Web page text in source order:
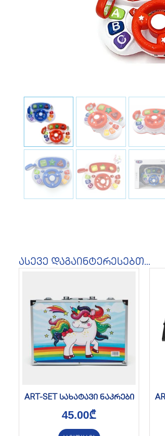
ასევე დაგაინტერესებთ...
ART-SET სახატავი ნაკრები
45.00₾